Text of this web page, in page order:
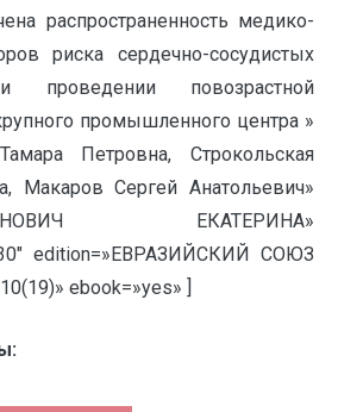
распространенность медико-
риска сердечно-сосудистых
проведении повозрастной
промышленного центра »
Петровна, Строкольская
Макаров Сергей Анатольевич»
ЕКАТЕРИНА»
30″ edition=»ЕВРАЗИЙСКИЙ СОЮЗ
ebook=»yes» ]